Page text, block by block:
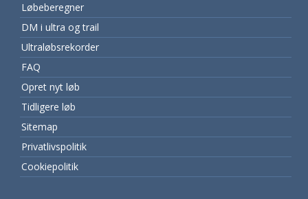
Løbeberegner
DM i ultra og trail
Ultraløbsrekorder
FAQ
Opret nyt løb
Tidligere løb
Sitemap
Privatlivspolitik
Cookiepolitik